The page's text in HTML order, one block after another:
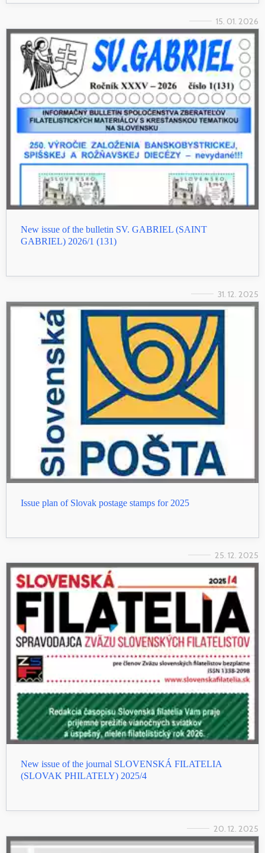
15. 01. 2026
New issue of the bulletin SV. GABRIEL (SAINT
GABRIEL) 2026/1 (131)
31. 12. 2025
Issue plan of Slovak postage stamps for 2025
25. 12. 2025
New issue of the journal SLOVENSKÁ FILATELIA
(SLOVAK PHILATELY) 2025/4
20. 12. 2025